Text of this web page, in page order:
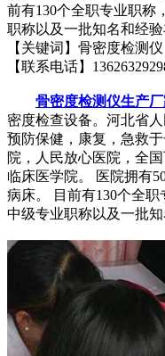
前有130个全职专业职称
职称以及一批知名和经验
【关键词】 骨密度检测仪
【联系电话】
骨密度检测仪生产
密度检查设备。 河北省
预防保健，康复，急救
院，人民放心医院，全
临床医学院。 医院拥有
病床。 目前有130个全
中级专业职称以及一批知